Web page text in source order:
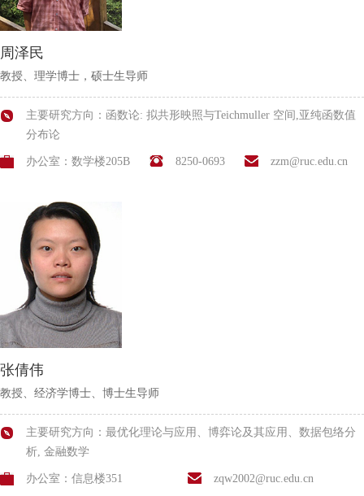
周泽民
教授、理学博士，硕士生导师
主要研究方向：函数论: 拟共形映照与Teichmuller 空间,亚纯函数值
分布论
办公室：数学楼205B 8250-0693 zzm@ruc.edu.cn
张倩伟
教授、经济学博士、博士生导师
主要研究方向：最优化理论与应用、博弈论及其应用、数据包络分
析, 金融数学
办公室：信息楼351 zqw2002@ruc.edu.cn